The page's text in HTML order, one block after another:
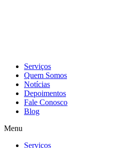
Serviços
Quem Somos
Notícias
Depoimentos
Fale Conosco
Blog
Menu
Serviços